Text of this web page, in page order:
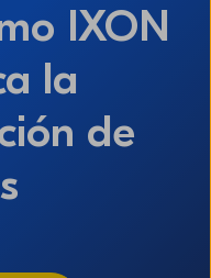
IXON
la
de